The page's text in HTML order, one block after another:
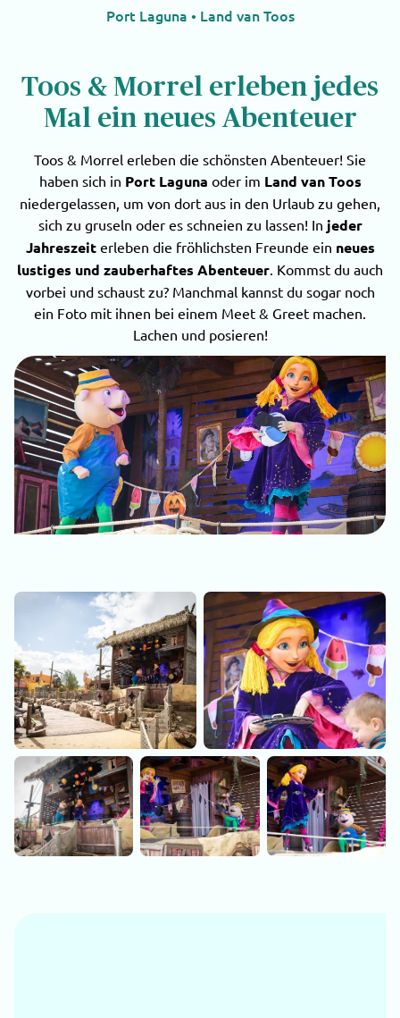
Port Laguna • Land van Toos
Toos & Morrel erleben jedes
Mal ein neues Abenteuer
Toos & Morrel erleben die schönsten Abenteuer! Sie
haben sich in Port Laguna oder im Land van Toos
niedergelassen, um von dort aus in den Urlaub zu gehen,
sich zu gruseln oder es schneien zu lassen! In jeder
Jahreszeiterleben die fröhlichsten Freunde ein neues
lustiges und zauberhaftes Abenteuer. Kommst du auch
vorbei und schaust zu? Manchmal kannst du sogar noch
ein Foto mit ihnen bei einem Meet & Greet machen.
Lachen und posieren!